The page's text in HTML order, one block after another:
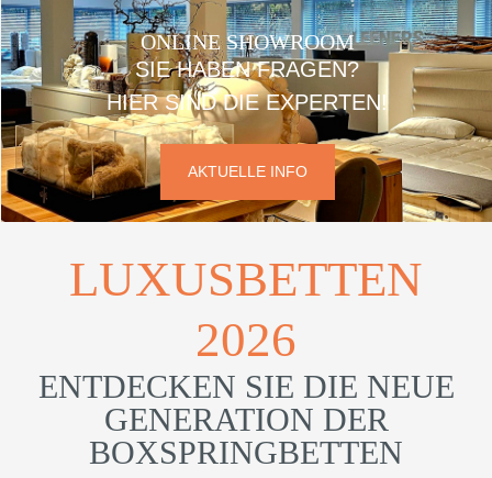
ONLINE SHOWROOM
SIE HABEN FRAGEN?
HIER SIND DIE EXPERTEN!
AKTUELLE INFO
LUXUSBETTEN
2026
ENTDECKEN SIE DIE NEUE
GENERATION DER
BOXSPRINGBETTEN